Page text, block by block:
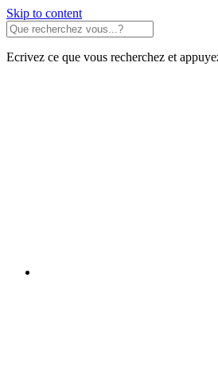
Skip to content
Ecrivez ce que vous recherchez et